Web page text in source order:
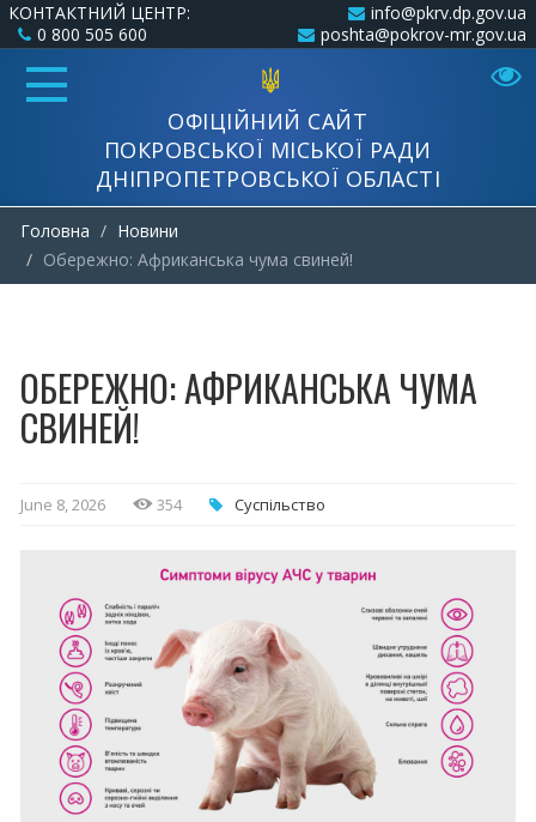
КОНТАКТНИЙ ЦЕНТР:
0 800 505 600
info@pkrv.dp.gov.ua
poshta@pokrov-mr.gov.ua
ОФІЦІЙНИЙ САЙТ
ПОКРОВСЬКОЇ МІСЬКОЇ РАДИ
ДНІПРОПЕТРОВСЬКОЇ ОБЛАСТІ
Головна
Новини
Обережно: Африканська чума свиней!
ОБЕРЕЖНО: АФРИКАНСЬКА ЧУМА
СВИНЕЙ!
June 8, 2026 354 Суспільство